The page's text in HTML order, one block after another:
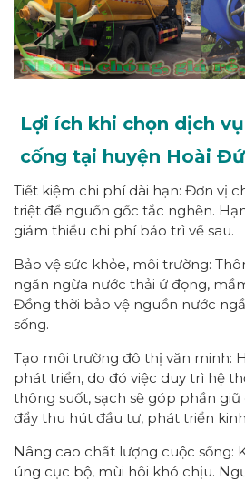
Lợi ích khi chọn dịch
cống tại huyện Hoài
Tiết kiệm chi phí dài hạn: Đơn vị
triệt để nguồn gốc tắc nghẽn.
giảm thiểu chi phí bảo trì về sau.
Bảo vệ sức khỏe, môi trường:
ngăn ngừa nước thải ứ đọng,
Đồng thời bảo vệ nguồn nước
sống.
Tạo môi trường đô thị văn minh:
phát triển, do đó việc duy trì hệ
thông suốt, sạch sẽ góp phần
đẩy thu hút đầu tư, phát triển
Nâng cao chất lượng cuộc sống:
úng cục bộ, mùi hôi khó chịu.